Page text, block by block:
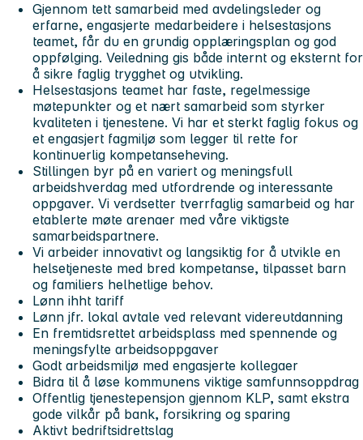
Gjennom tett samarbeid med avdelingsleder og
erfarne, engasjerte medarbeidere i helsestasjons
teamet, får du en grundig opplæringsplan og god
oppfølging. Veiledning gis både internt og eksternt for
å sikre faglig trygghet og utvikling.
Helsestasjons teamet har faste, regelmessige
møtepunkter og et nært samarbeid som styrker
kvaliteten i tjenestene. Vi har et sterkt faglig fokus og
et engasjert fagmiljø som legger til rette for
kontinuerlig kompetanseheving.
Stillingen byr på en variert og meningsfull
arbeidshverdag med utfordrende og interessante
oppgaver. Vi verdsetter tverrfaglig samarbeid og har
etablerte møte arenaer med våre viktigste
samarbeidspartnere.
Vi arbeider innovativt og langsiktig for å utvikle en
helsetjeneste med bred kompetanse, tilpasset barn
og familiers helhetlige behov.
Lønn ihht tariff
Lønn jfr. lokal avtale ved relevant videreutdanning
En fremtidsrettet arbeidsplass med spennende og
meningsfylte arbeidsoppgaver
Godt arbeidsmiljø med engasjerte kollegaer
Bidra til å løse kommunens viktige samfunnsoppdrag
Offentlig tjenestepensjon gjennom KLP, samt ekstra
gode vilkår på bank, forsikring og sparing
Aktivt bedriftsidrettslag